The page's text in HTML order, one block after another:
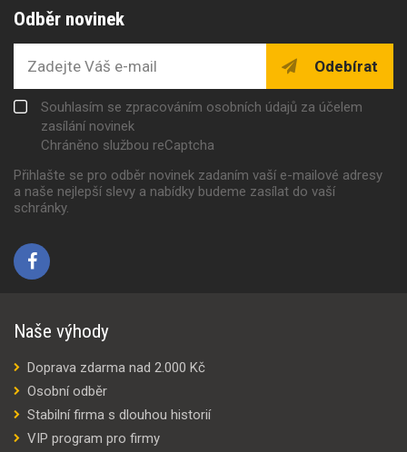
Odběr novinek
Odebírat
Souhlasím se zpracováním osobních údajů za účelem
zasílání novinek
Chráněno službou reCaptcha
Přihlašte se pro odběr novinek zadaním vaší e-mailové adresy
a naše nejlepší slevy a nabídky budeme zasílat do vaší
schránky.
Naše výhody
Doprava zdarma nad 2.000 Kč
Osobní odběr
Stabilní firma s dlouhou historií
VIP program pro firmy